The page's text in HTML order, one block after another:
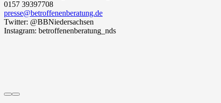
0157 39397708
presse@betroffenenberatung.de
Twitter: @BBNiedersachsen
Instagram: betroffenenberatung_nds